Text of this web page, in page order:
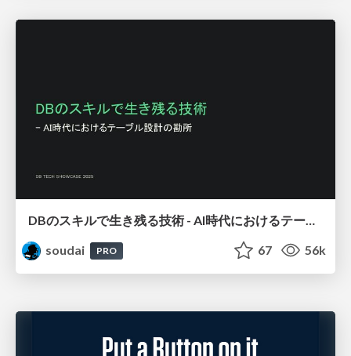
DBのスキルで生き残る技術 - AI時代におけるテーブル設計の勘所
soudai
PRO 67 56k